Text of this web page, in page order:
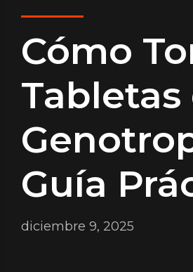
Cómo
Tabletas
Guía
diciembre 9, 2025